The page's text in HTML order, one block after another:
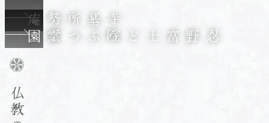
す
る
士
山
を
寺
院
墓所
・
勢
至
庵
墓
所・
勢
至
庵
は、
忍野富士どうぶつ霊園
富
士
ど
う
ぶ